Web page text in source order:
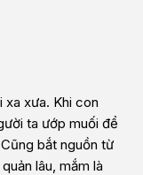
xa xưa. Khi con
ta ướp muối để
bắt nguồn từ
lâu, mắm là